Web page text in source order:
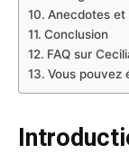
Anecdotes et
Conclusion
FAQ sur
Vous pouvez